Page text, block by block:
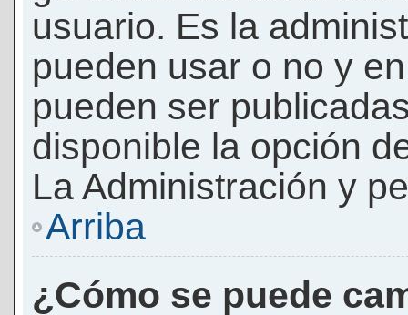
usuario. Es la
pueden usar o no y
pueden ser
disponible la opción
La Administración y
Arriba
¿Cómo se puede